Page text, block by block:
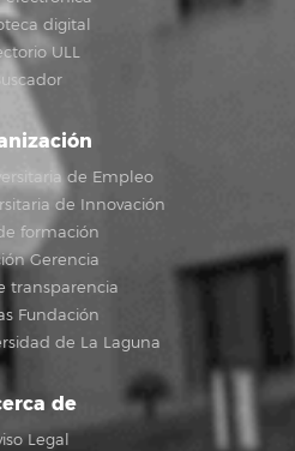
digital
ULL
de Empleo
de Innovación
formación
Gerencia
transparencia
Fundación
de La Laguna
de
Legal